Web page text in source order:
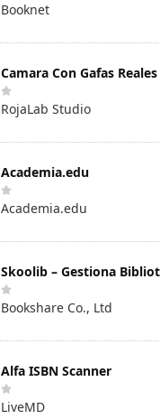
Booknet
Camara Con Gafas Reales
RojaLab Studio
Academia.edu
Academia.edu
Skoolib – Gestiona
Bookshare Co., Ltd
Alfa ISBN Scanner
LiveMD